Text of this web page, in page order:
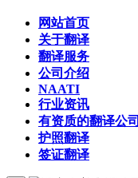
网站首页
关于翻译
翻译服务
公司介绍
NAATI
行业资讯
有资质的翻译公司
护照翻译
签证翻译